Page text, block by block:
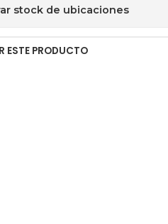
stock de ubicaciones
ESTE PRODUCTO